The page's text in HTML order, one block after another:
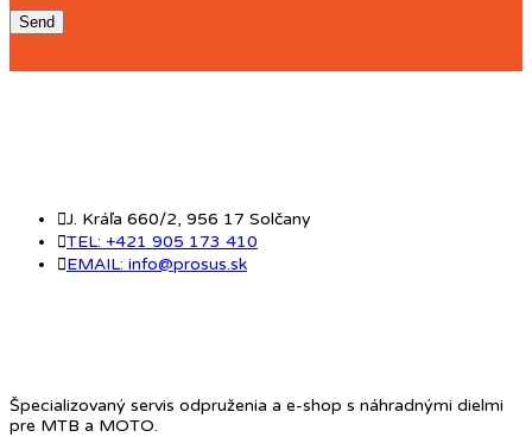
J. Kráľa 660/2, 956 17 Solčany
TEL: +421 905 173 410
EMAIL: info@prosus.sk
Špecializovaný servis odpruženia a e-shop s náhradnými dielmi
pre MTB a MOTO.